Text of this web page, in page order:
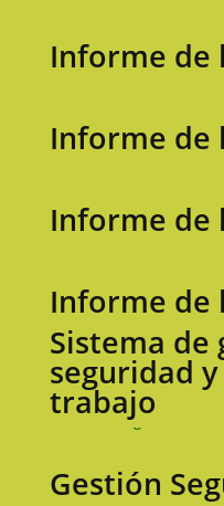
Informe de
Informe de
Informe de
Informe de
Sistema de
seguridad
trabajo
Gestión